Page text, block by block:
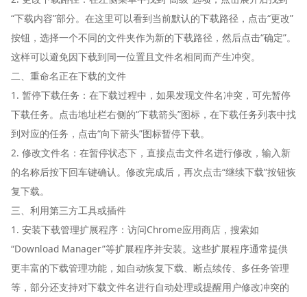
“下载内容”部分。在这里可以看到当前默认的下载路径，点击“更改”
按钮，选择一个不同的文件夹作为新的下载路径，然后点击“确定”。
这样可以避免因下载到同一位置且文件名相同而产生冲突。
二、重命名正在下载的文件
1. 暂停下载任务：在下载过程中，如果发现文件名冲突，可先暂停
下载任务。点击地址栏右侧的“下载箭头”图标，在下载任务列表中找
到对应的任务，点击“向下箭头”图标暂停下载。
2. 修改文件名：在暂停状态下，直接点击文件名进行修改，输入新
的名称后按下回车键确认。修改完成后，再次点击“继续下载”按钮恢
复下载。
三、利用第三方工具或插件
1. 安装下载管理扩展程序：访问Chrome应用商店，搜索如
“Download Manager”等扩展程序并安装。这些扩展程序通常提供
更丰富的下载管理功能，如自动恢复下载、断点续传、多任务管理
等，部分还支持对下载文件名进行自动处理或提醒用户修改冲突的